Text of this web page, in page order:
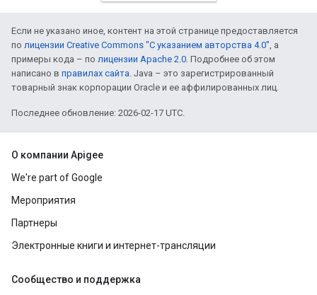
Если не указано иное, контент на этой странице предоставляется
по лицензии Creative Commons "С указанием авторства 4.0", а
примеры кода – по лицензии Apache 2.0. Подробнее об этом
написано в правилах сайта. Java – это зарегистрированный
товарный знак корпорации Oracle и ее аффилированных лиц.
Последнее обновление: 2026-02-17 UTC.
О компании Apigee
We're part of Google
Мероприятия
Партнеры
Электронные книги и интернет-трансляции
Сообщество и поддержка